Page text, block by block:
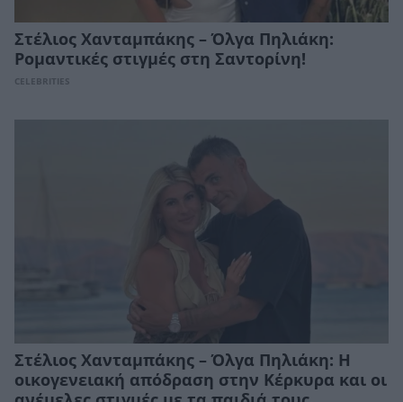
Στέλιος Χανταμπάκης – Όλγα Πηλιάκη:
Ρομαντικές στιγμές στη Σαντορίνη!
CELEBRITIES
Στέλιος Χανταμπάκης – Όλγα Πηλιάκη: Η
οικογενειακή απόδραση στην Κέρκυρα και οι